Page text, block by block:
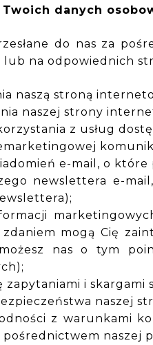
danych
do nas za
na odpowiednich
naszą stroną
naszej strony
z usług
e-mail, o które
newslettera e-
mogą Cię
nas o tym
zapytaniami i
naszej
z warunkami
pośrednictwem naszej